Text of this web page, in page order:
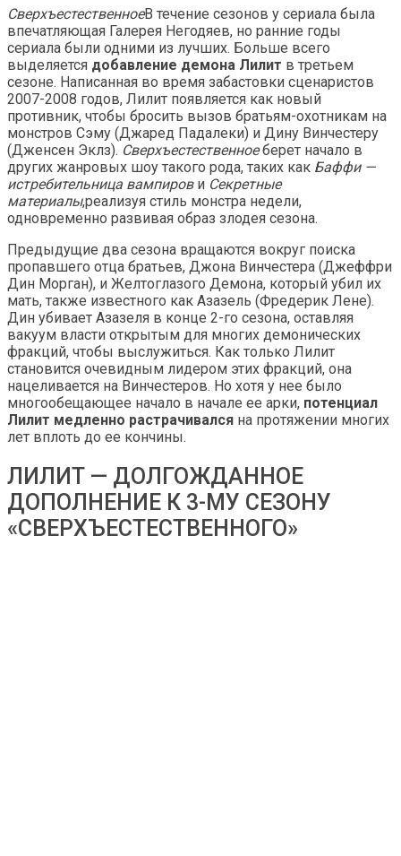
СверхъестественноеВ течение сезонов у сериала была
впечатляющая Галерея Негодяев, но ранние годы
сериала были одними из лучших. Больше всего
выделяется добавление демона Лилит в третьем
сезоне. Написанная во время забастовки сценаристов
2007-2008 годов, Лилит появляется как новый
противник, чтобы бросить вызов братьям-охотникам на
монстров Сэму (Джаред Падалеки) и Дину Винчестеру
(Дженсен Эклз). Сверхъестественноеберет начало в
других жанровых шоу такого рода, таких как Баффи —
истребительница вампирови Секретные
материалы,реализуя стиль монстра недели,
одновременно развивая образ злодея сезона.
Предыдущие два сезона вращаются вокруг поиска
пропавшего отца братьев, Джона Винчестера (Джеффри
Дин Морган), и Желтоглазого Демона, который убил их
мать, также известного как Азазель (Фредерик Лене).
Дин убивает Азазеля в конце 2-го сезона, оставляя
вакуум власти открытым для многих демонических
фракций, чтобы выслужиться. Как только Лилит
становится очевидным лидером этих фракций, она
нацеливается на Винчестеров. Но хотя у нее было
многообещающее начало в начале ее арки, потенциал
Лилит медленно растрачивался на протяжении многих
лет вплоть до ее кончины.
ЛИЛИТ — ДОЛГОЖДАННОЕ
ДОПОЛНЕНИЕ К 3-МУ СЕЗОНУ
«СВЕРХЪЕСТЕСТВЕННОГО»